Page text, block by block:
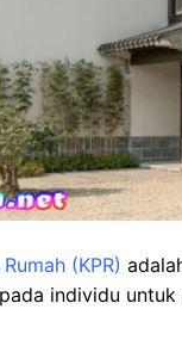
(KPR)
individu